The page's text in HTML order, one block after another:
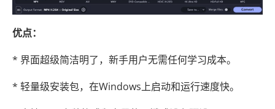
优点：
* 界面超级简洁明了，新手用户无需任何学习成本。
* 轻量级安装包，在Windows上启动和运行速度快。